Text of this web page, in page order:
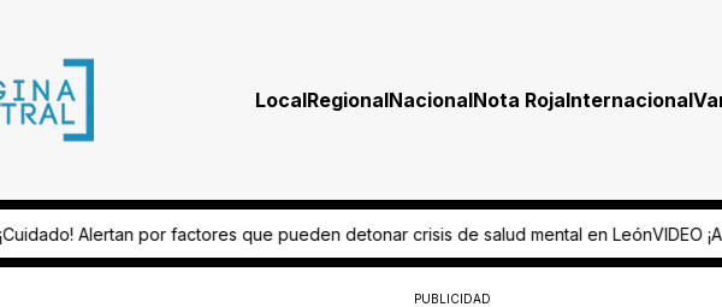
LocalRegionalNacionalNota RojaInternacional
que pueden detonar crisis de salud mental en LeónVIDEO ¡Así no, abuelito! Adulto
PUBLICIDAD